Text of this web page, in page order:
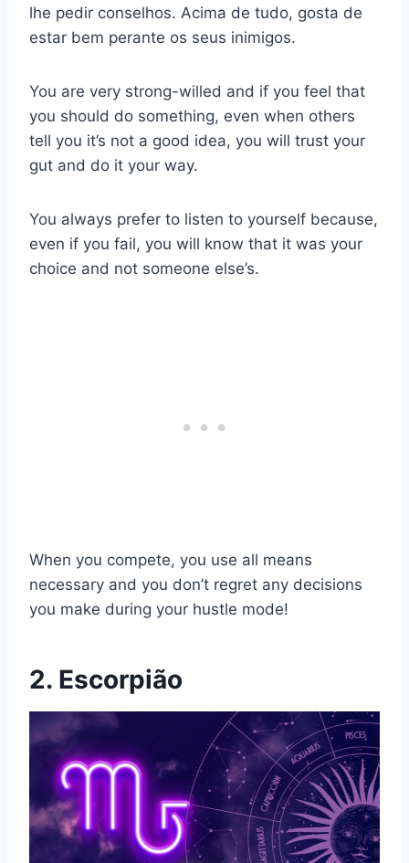
lhe pedir conselhos. Acima de tudo, gosta de
estar bem perante os seus inimigos.
You are very strong-willed and if you feel that
you should do something, even when others
tell you it’s not a good idea, you will trust your
gut and do it your way.
You always prefer to listen to yourself because,
even if you fail, you will know that it was your
choice and not someone else’s.
When you compete, you use all means
necessary and you don’t regret any decisions
you make during your hustle mode!
2. Escorpião